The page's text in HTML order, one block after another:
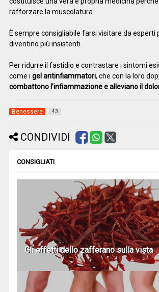
rafforzare la muscolatura.
È sempre consigliabile farsi visitare da esperti
diventino più insistenti.
Per ridurre il fastidio e contrastare i sintomi
come i gel antinfiammatori, che con la loro
combattono l’infiammazione e alleviano il
Benessere 43
CONDIVIDI
CONSIGLIATI
Gli effetti dello zafferano sulla vista